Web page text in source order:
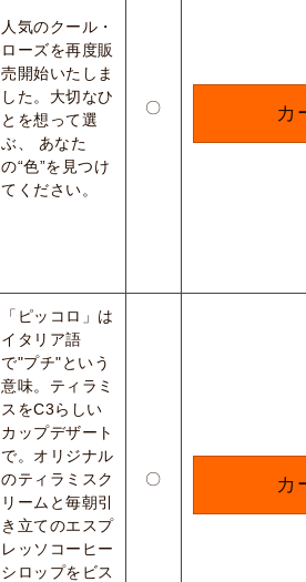
人気のクール・
ローズを再度販
売開始いたしま
した。大切なひ
とを想って選
ぶ、 あなた
の“色”を見つけ
てください。
〇 カ
「ピッコロ」は
イタリア語
で"プチ"という
意味。ティラミ
スをC3らしい
カップデザート
で。オリジナル
のティラミスク
リームと毎朝引
き立てのエスプ
レッソコーヒー
シロップをビス
〇 カ